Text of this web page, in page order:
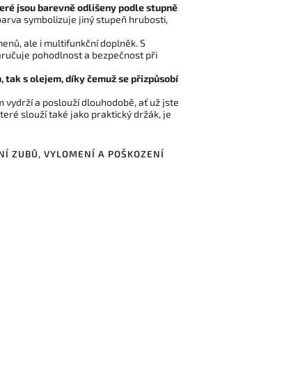
jsou barevně odlišeny podle stupně
symbolizuje jiný stupeň hrubosti,
ale i multifunkční doplněk. S
pohodlnost a bezpečnost při
s olejem, díky čemuž se přizpůsobí
vydrží a poslouží dlouhodobě, ať už jste
slouží také jako praktický držák, je
ZUBŮ, VYLOMENÍ A POŠKOZENÍ